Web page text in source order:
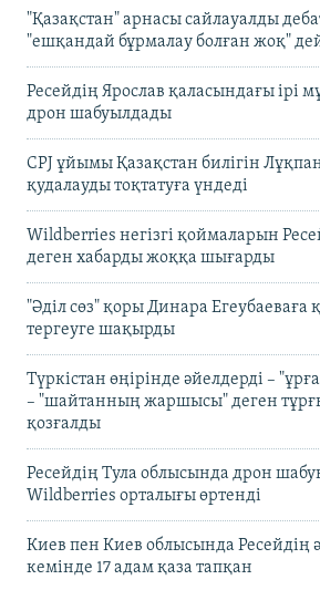
"Қазақстан" арнасы сайлауалды
"ешқандай бұрмалау болған жоқ"
Ресейдің Ярослав қаласындағы ірі
дрон шабуылдады
CPJ ұйымы Қазақстан билігін
қудалауды тоқтатуға үндеді
Wildberries негізгі қоймаларын
деген хабарды жоққа шығарды
"Әділ сөз" қоры Динара Егеубаеваға
тергеуге шақырды
Түркістан өңірінде әйелдерді –
– "шайтанның жаршысы" деген
қозғалды
Ресейдің Тула облысында дрон
Wildberries орталығы өртенді
Киев пен Киев облысында Ресейдің
кемінде 17 адам қаза тапқан